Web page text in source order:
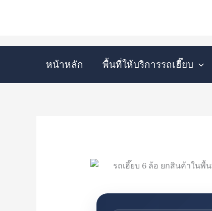
หน้าหลัก พื้นที่ให้บริการรถเฮี๊ยบ